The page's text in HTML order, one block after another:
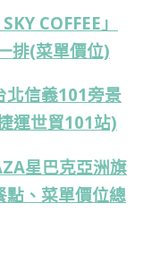
COFFEE」
排(菜單價位)
北信義101旁景
運世貿101站)
星巴克亞洲旗
點、菜單價位總